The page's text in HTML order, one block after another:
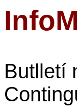
Butlletí